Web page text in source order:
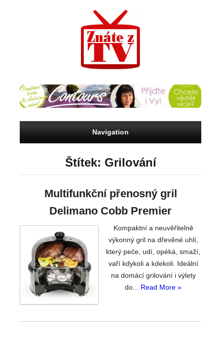
Navigation
Štítek: Grilování
Multifunkční přenosný gril
Delimano Cobb Premier
Kompaktní a neuvěřitelně
výkonný gril na dřevěné uhlí,
který peče, udí, opéká, smaží,
vaří kdykoli a kdekoli. Ideální
na domácí grilování i výlety
do... Read More »